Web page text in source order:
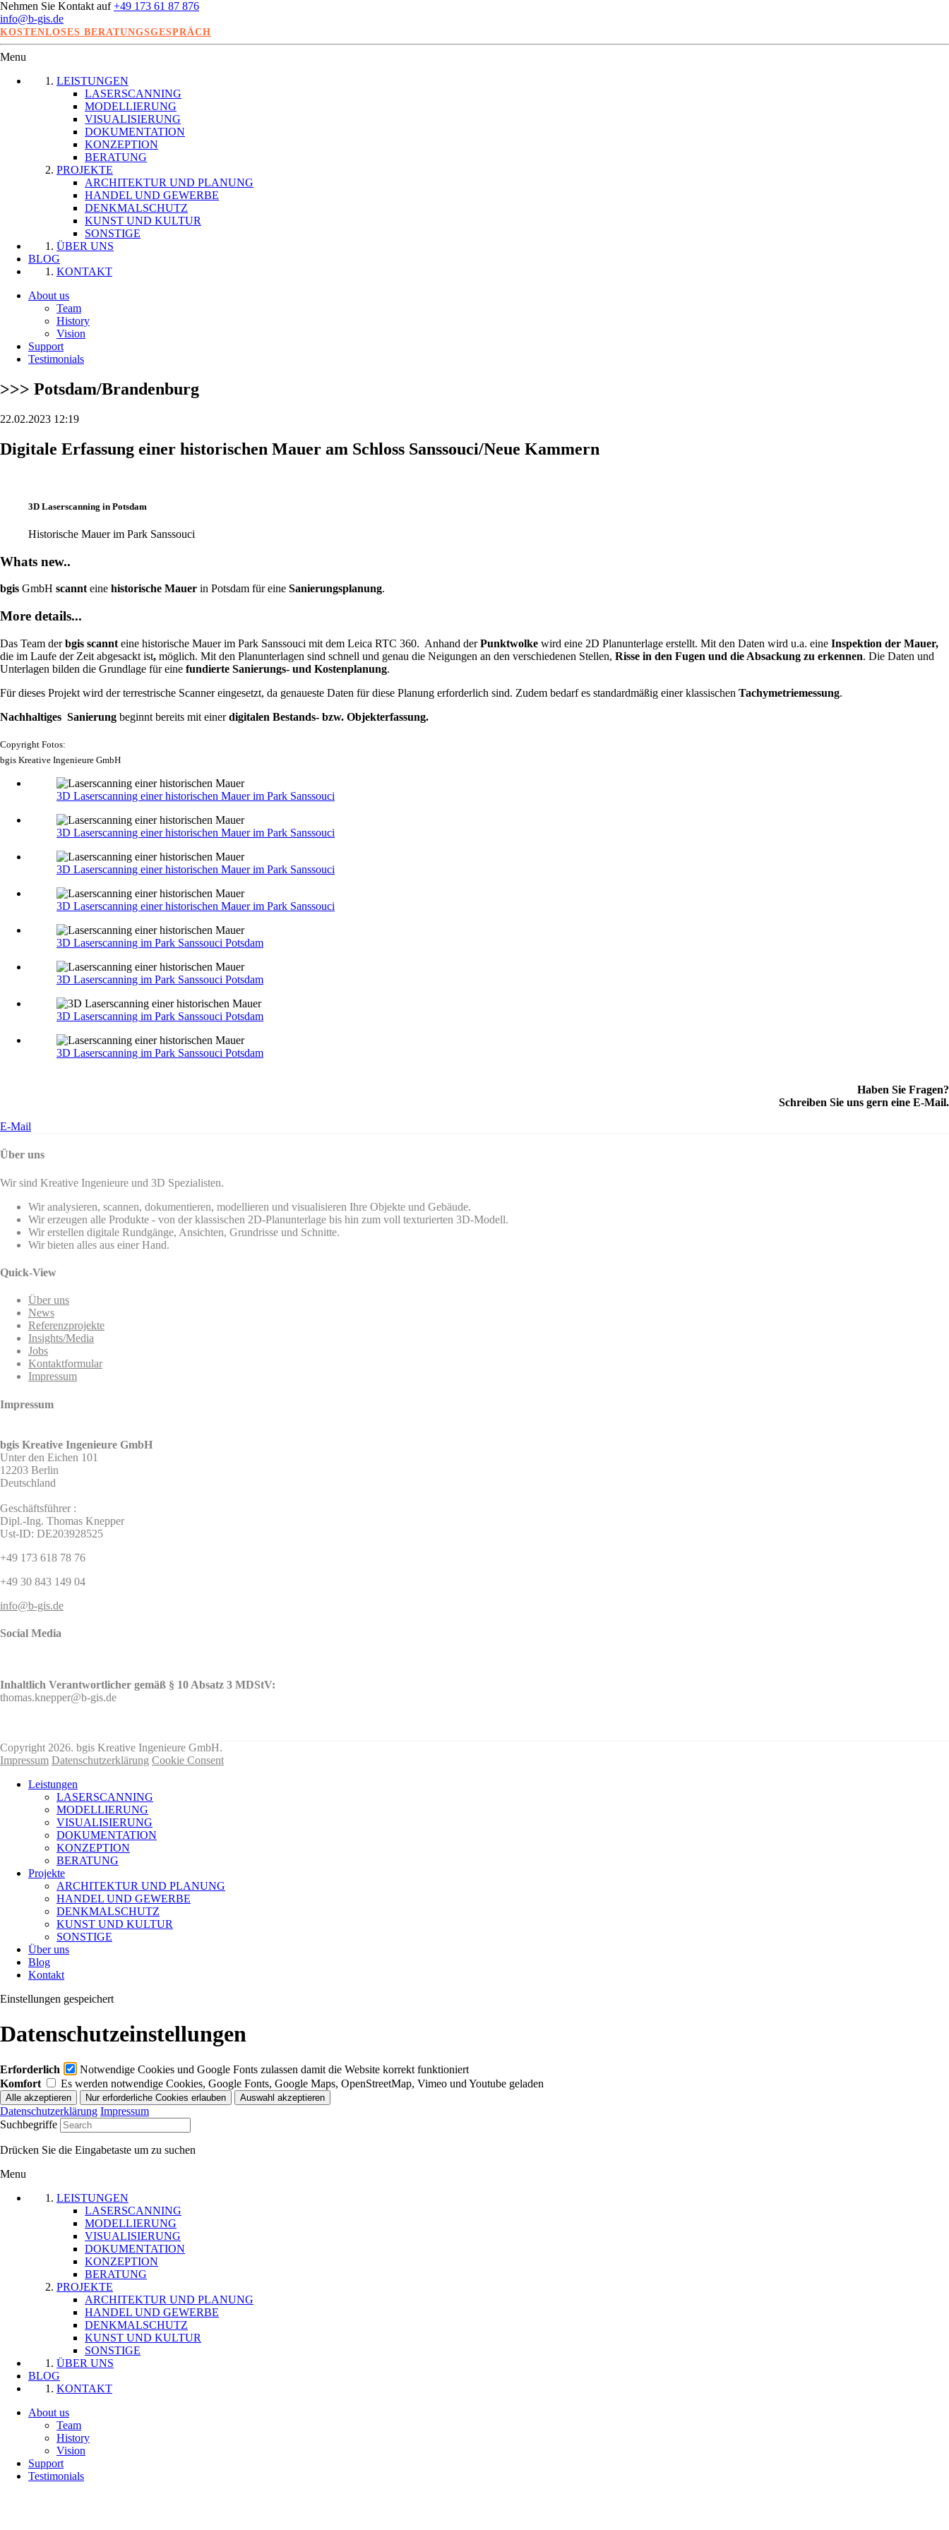
Nehmen Sie Kontakt auf+49 173 61 87 876
info@b-gis.de
KOSTENLOSES BERATUNGSGESPRÄCH
Menu
LEISTUNGEN
LASERSCANNING
MODELLIERUNG
VISUALISIERUNG
DOKUMENTATION
KONZEPTION
BERATUNG
PROJEKTE
ARCHITEKTUR UND PLANUNG
HANDEL UND GEWERBE
DENKMALSCHUTZ
KUNST UND KULTUR
SONSTIGE
ÜBER UNS
BLOG
KONTAKT
About us
Team
History
Vision
Support
Testimonials
>>> Potsdam/Brandenburg
22.02.2023 12:19
Digitale Erfassung einer historischen Mauer am Schloss Sanssouci/Neue Kammern
3D Laserscanning in Potsdam
Historische Mauer im Park Sanssouci
Whats new..
bgis GmbH scannteine historische Mauer in Potsdam für eine Sanierungsplanung.
More details...
Das Team derbgis scannt eine historische Mauer im Park Sanssouci mit dem Leica RTC 360. Anhand derPunktwolke wird eine 2D Planunterlage erstellt. Mit den Daten wird u.a. eine Inspektion der Mauer,
die im Laufe der Zeit abgesackt ist, möglich. Mit den Planunterlagen sind schnell und genau die Neigungen an den verschiedenen Stellen, Risse in den Fugen und die Absackung zu erkennen. Die Daten und
Unterlagen bilden die Grundlage für eine fundierte Sanierungs- und Kostenplanung.
Für dieses Projekt wird der terrestrische Scanner eingesetzt, da genaueste Daten für diese Planung erforderlich sind. Zudem bedarf es standardmäßig einer klassischen Tachymetriemessung.
Nachhaltiges Sanierung beginnt bereits mit einerdigitalen Bestands- bzw. Objekterfassung.
Copyright Fotos:
bgis Kreative Ingenieure GmbH
3D Laserscanning einer historischen Mauer im Park Sanssouci
3D Laserscanning einer historischen Mauer im Park Sanssouci
3D Laserscanning einer historischen Mauer im Park Sanssouci
3D Laserscanning einer historischen Mauer im Park Sanssouci
3D Laserscanning im Park Sanssouci Potsdam
3D Laserscanning im Park Sanssouci Potsdam
3D Laserscanning im Park Sanssouci Potsdam
3D Laserscanning im Park Sanssouci Potsdam
Haben Sie Fragen?
Schreiben Sie uns gern eine E-Mail.
E-Mail
Über uns
Wir sind Kreative Ingenieure und 3D Spezialisten.
Wir analysieren, scannen, dokumentieren, modellieren und visualisieren Ihre Objekte und Gebäude.
Wir erzeugen alle Produkte - von der klassischen 2D-Planunterlage bis hin zum voll texturierten 3D-Modell.
Wir erstellen digitale Rundgänge, Ansichten, Grundrisse und Schnitte.
Wir bieten alles aus einer Hand.
Quick-View
Über uns
News
Referenzprojekte
Insights/Media
Jobs
Kontaktformular
Impressum
Impressum
bgis Kreative Ingenieure GmbH
Unter den Eichen 101
12203 Berlin
Deutschland
Geschäftsführer :
Dipl.-Ing. Thomas Knepper
Ust-ID: DE203928525
+49 173 618 78 76
+49 30 843 149 04
info@b-gis.de
Social Media
Inhaltlich Verantwortlicher gemäß § 10 Absatz 3 MDStV:
thomas.knepper@b-gis.de
Copyright 2026. bgis Kreative Ingenieure GmbH.
Impressum Datenschutzerklärung Cookie Consent
Leistungen
LASERSCANNING
MODELLIERUNG
VISUALISIERUNG
DOKUMENTATION
KONZEPTION
BERATUNG
Projekte
ARCHITEKTUR UND PLANUNG
HANDEL UND GEWERBE
DENKMALSCHUTZ
KUNST UND KULTUR
SONSTIGE
Über uns
Blog
Kontakt
Einstellungen gespeichert
Datenschutzeinstellungen
Erforderlich
Notwendige Cookies und Google Fonts zulassen damit die Website korrekt funktioniert
Komfort
Es werden notwendige Cookies, Google Fonts, Google Maps, OpenStreetMap, Vimeo und Youtube geladen
Datenschutzerklärung Impressum
Suchbegriffe
Drücken Sie die Eingabetaste um zu suchen
Menu
LEISTUNGEN
LASERSCANNING
MODELLIERUNG
VISUALISIERUNG
DOKUMENTATION
KONZEPTION
BERATUNG
PROJEKTE
ARCHITEKTUR UND PLANUNG
HANDEL UND GEWERBE
DENKMALSCHUTZ
KUNST UND KULTUR
SONSTIGE
ÜBER UNS
BLOG
KONTAKT
About us
Team
History
Vision
Support
Testimonials